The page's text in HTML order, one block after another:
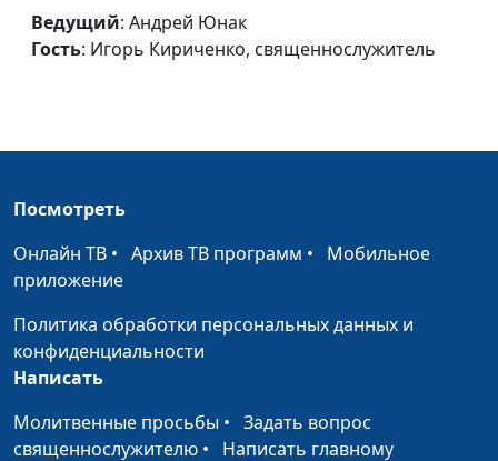
Волонтерство: мотивы и
цели
Кириченко,
за которую не платят
Кириченко,
верю? (вторая часть)
Кириченко,
Зачем я верю, во что я
верю? (первая часть)
Андрей Юнак, Игорь
Гармония в семье
Андрей Юнак, Игорь
Кириченко,
Ведущий: Андрей Юнак
Гость: Игорь Кириченко, священнослужитель
Посмотреть
Онлайн ТВ • Архив ТВ программ • Мобильное
приложение
Политика обработки персональных данных и
конфиденциальности
Написать
Молитвенные просьбы • Задать вопрос
священнослужителю • Написать главному